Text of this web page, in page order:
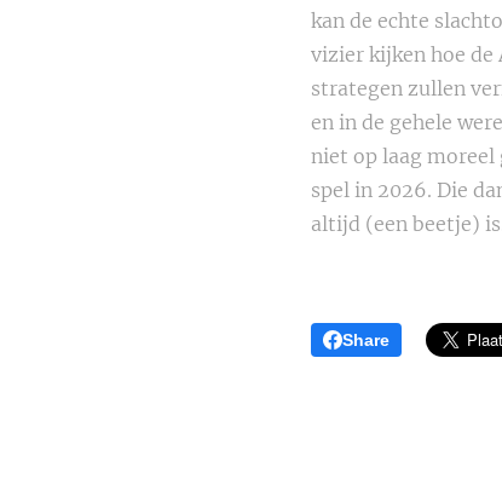
kan de echte
vizier kijken hoe de
strategen zullen
en in de gehele
niet op laag moreel
spel in 2026. Die
altijd (een beetje)
Share